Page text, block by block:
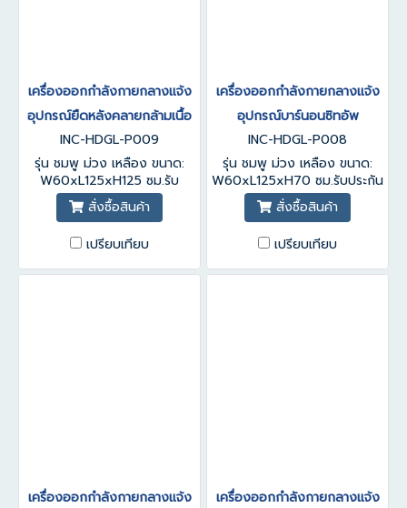
เครื่องออกกำลังกายกลางแจ้ง
อุปกรณ์ยืดหลังคลายกล้ามเนื้อ
INC-HDGL-P009
รุ่น ชมพู ม่วง เหลือง ขนาด:
W60xL125xH125 ซม.รับ
ประกันสินค้า 1-3 ปี
สั่งซื้อสินค้า
เปรียบเทียบ
เครื่องออกกำลังกายกลางแจ้ง
อุปกรณ์บาร์นอนซิทอัพ
INC-HDGL-P008
รุ่น ชมพู ม่วง เหลือง ขนาด:
W60xL125xH70 ซม.รับประกัน
สินค้า 1-3 ปี
สั่งซื้อสินค้า
เปรียบเทียบ
เครื่องออกกำลังกายกลางแจ้ง
เครื่องออกกำลังกายกลางแจ้ง